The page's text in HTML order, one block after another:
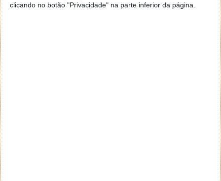
clicando no botão "Privacidade" na parte inferior da página.
Mortal Kombat 1, o próximo nível do combate